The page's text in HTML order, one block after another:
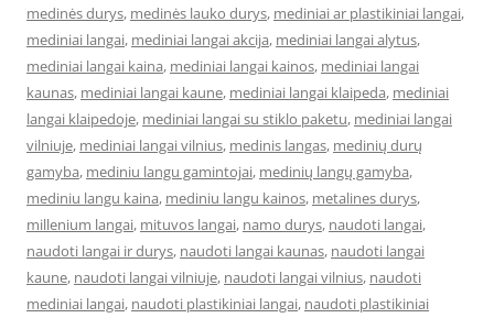
medinės durys, medinės lauko durys, mediniai ar plastikiniai langai,
mediniai langai, mediniai langai akcija, mediniai langai alytus,
mediniai langai kaina, mediniai langai kainos, mediniai langai
kaunas, mediniai langai kaune, mediniai langai klaipeda, mediniai
langai klaipedoje, mediniai langai su stiklo paketu, mediniai langai
vilniuje, mediniai langai vilnius, medinis langas, medinių durų
gamyba, mediniu langu gamintojai, medinių langų gamyba,
mediniu langu kaina, mediniu langu kainos, metalines durys,
millenium langai, mituvos langai, namo durys, naudoti langai,
naudoti langai ir durys, naudoti langai kaunas, naudoti langai
kaune, naudoti langai vilniuje, naudoti langai vilnius, naudoti
mediniai langai, naudoti plastikiniai langai, naudoti plastikiniai